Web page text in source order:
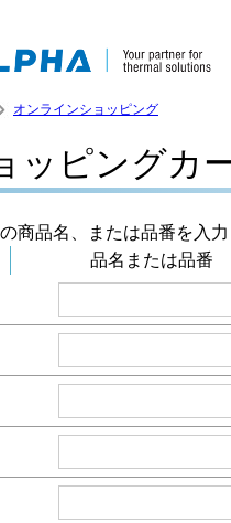
オンラインショッピング
ッピングカ
商品名、または品番を入力
品名または品番